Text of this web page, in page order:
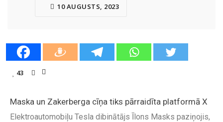
10 AUGUSTS, 2023
43
Maska un Zakerberga cīņa tiks pārraidīta platformā X
Elektroautomobiļu Tesla dibinātājs Īlons Masks paziņojis,